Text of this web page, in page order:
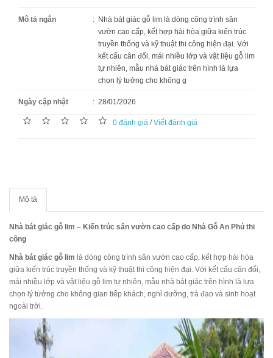
Mô tả ngắn : Nhà bát giác gỗ lim là dòng công trình sân
vườn cao cấp, kết hợp hài hòa giữa kiến trúc
truyền thống và kỹ thuật thi công hiện đại. Với
kết cấu cân đối, mái nhiều lớp và vật liệu gỗ lim
tự nhiên, mẫu nhà bát giác trên hình là lựa
chọn lý tưởng cho không g
Ngày cập nhật : 28/01/2026
0 đánh giá /Viết đánh giá
Mô tả
Nhà bát giác gỗ lim – Kiến trúc sân vườn cao cấp do Nhà Gỗ An Phú thi
công
Nhà bát giác gỗ lim là dòng công trình sân vườn cao cấp, kết hợp hài hòa
giữa kiến trúc truyền thống và kỹ thuật thi công hiện đại. Với kết cấu cân đối,
mái nhiều lớp và vật liệu gỗ lim tự nhiên, mẫu nhà bát giác trên hình là lựa
chọn lý tưởng cho không gian tiếp khách, nghỉ dưỡng, trà đạo và sinh hoạt
ngoài trời.